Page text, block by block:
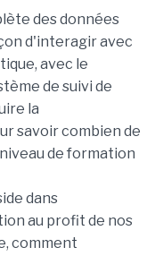
des données
d'interagir avec
avec le
de suivi de
la
savoir combien de
de formation
dans
au profit de nos
comment